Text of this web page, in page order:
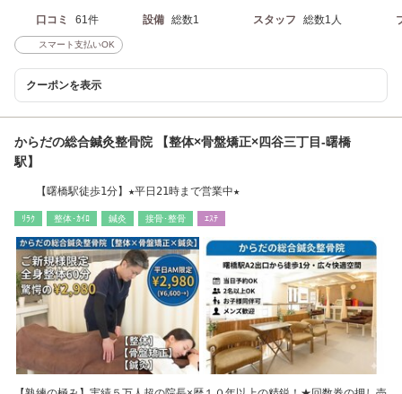
口コミ 61件 設備 総数1 スタッフ 総数1人
スマート支払いOK
クーポンを表示
からだの総合鍼灸整骨院 【整体×骨盤矯正×四谷三丁目-曙橋
駅】
【曙橋駅徒歩1分】★平日21時まで営業中★
ﾘﾗｸ 整体･ｶｲﾛ 鍼灸 接骨･整骨 ｴｽﾃ